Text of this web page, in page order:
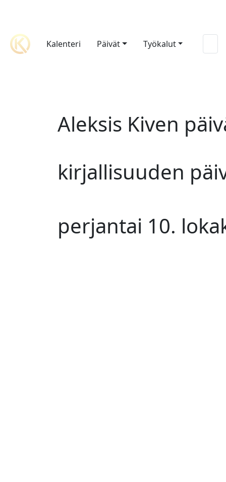
Kalenteri Päivät Työkalut
Aleksis Kiven
kirjallisuuden
perjantai 10.